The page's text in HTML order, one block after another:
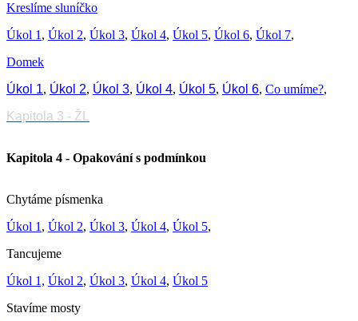
Kreslíme sluníčko
Úkol 1 , Úkol 2, Úkol 3, Úkol 4, Úkol 5, Úkol 6, Úkol 7,
Domek
Úkol 1, Úkol 2, Úkol 3, Úkol 4, Úkol 5, Úkol 6, Co umíme?,
Kapitola 3 - ŽL
Kapitola 4 - Opakování s podmínkou
Chytáme písmenka
Úkol 1 , Úkol 2, Úkol 3, Úkol 4, Úkol 5,
Tancujeme
Úkol 1, Úkol 2, Úkol 3, Úkol 4, Úkol 5
Stavíme mosty